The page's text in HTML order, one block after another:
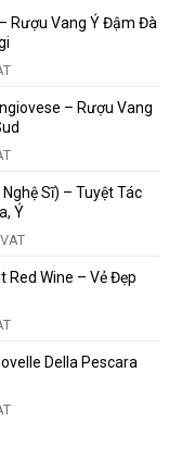
Rượu Vang Ý Đậm Đà
– Rượu Vang
Sĩ) – Tuyệt Tác
Ý
Red Wine – Vẻ Đẹp
Della Pescara